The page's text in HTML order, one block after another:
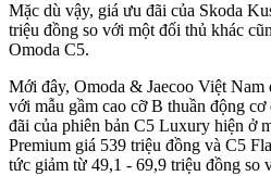
Mặc dù vậy, giá ưu đãi của Skoda
triệu đồng so với một đối thủ khác
Omoda C5.
Mới đây, Omoda & Jaecoo Việt Nam
với mẫu gầm cao cỡ B thuần động
đãi của phiên bản C5 Luxury hiện ở
Premium giá 539 triệu đồng và C5
tức giảm từ 49,1 - 69,9 triệu đồng so